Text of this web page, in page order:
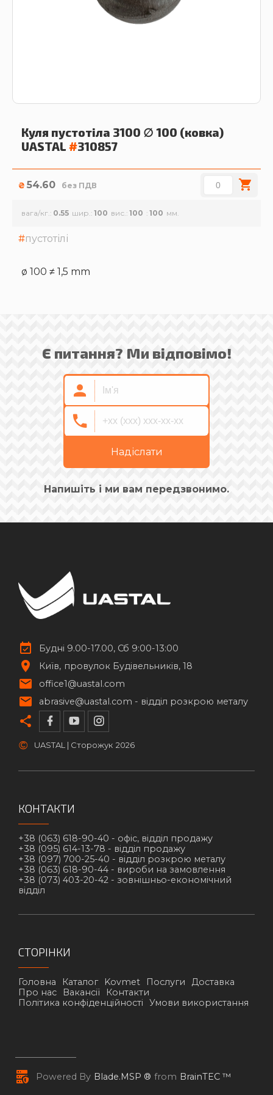
Куля пустотіла 3100 ∅ 100 (ковка)
UASTAL #310857
₴ 54.60 без ПДВ
вага/кг. 0.55 шир. 100 вис. 100 100
пустотілі
ø 100 ≠ 1,5 mm
Є питання? Ми відповімо!
Надіслати
Напишіть і ми вам передзвонимо.
Будні 9.00-17.00, Сб 9:00-13:00
Київ
провулок Будівельників, 18
office1@uastal.com
abrasive@uastal.com - відділ розкрою металу
© UASTAL | Сторожук 2026
КОНТАКТИ
+38 (063) 618-90-40 - офіс, відділ продажу
+38 (095) 614-13-78 - відділ продажу
+38 (097) 700-25-40 - відділ розкрою металу
+38 (063) 618-90-44 - вироби на замовлення
+38 (073) 403-20-42 - зовнішньо-економічний
відділ
СТОРІНКИ
Головна Каталог Kovmet Послуги
Доставка
Про нас
Вакансії
Контакти
Політика конфіденційності
Умови використання
Powered By Blade.MSP ® from BrainTEC ™